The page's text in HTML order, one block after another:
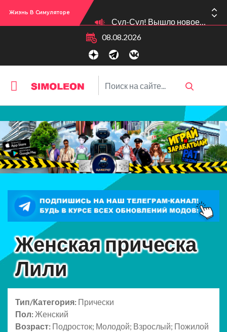
Жизнь В Симуляторе
08.08.2026
Женская прическа
Лили
Тип/Категория: Прически
Пол: Женский
Возраст: Подросток; Молодой; Взрослый; Пожилой